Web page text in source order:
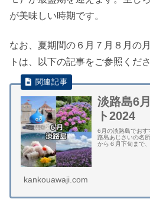
が美味しい時期です。
なお、夏期間の６月７月８月の
トは、以下の記事をご参照くださ
淡路島6
ト2024
6月の淡路島でおす
路島あじさいの名
から６月下旬まで
kankouawaji.com